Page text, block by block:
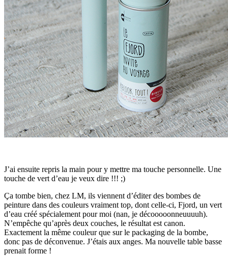
J’ai ensuite repris la main pour y mettre ma touche personnelle. Une
touche de vert d’eau je veux dire !!! ;)
Ça tombe bien, chez LM, ils viennent d’éditer des bombes de
peinture dans des couleurs vraiment top, dont celle-ci, Fjord, un vert
d’eau créé spécialement pour moi (nan, je décooooonneuuuuh).
N’empêche qu’après deux couches, le résultat est canon.
Exactement la même couleur que sur le packaging de la bombe,
donc pas de déconvenue. J’étais aux anges. Ma nouvelle table basse
prenait forme !